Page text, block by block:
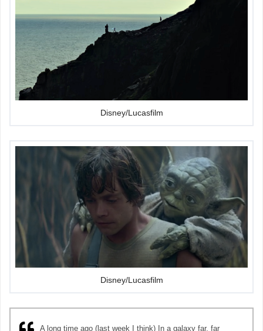
Disney/Lucasfilm
Disney/Lucasfilm
A long time ago (last week I think) In a galaxy far, far